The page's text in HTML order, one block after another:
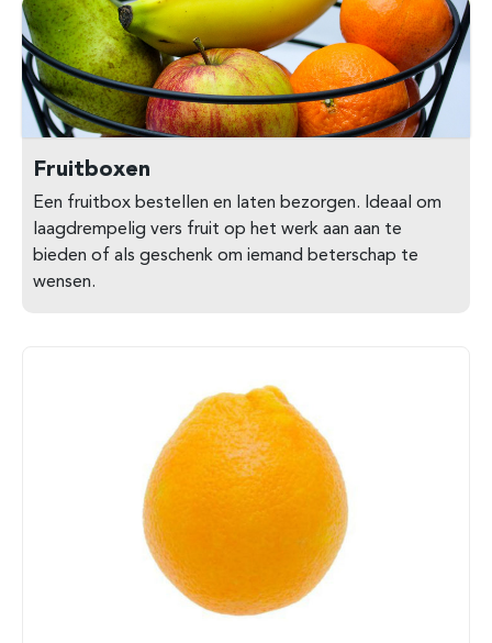
Fruitboxen
Een fruitbox bestellen en laten bezorgen. Ideaal om
laagdrempelig vers fruit op het werk aan aan te
bieden of als geschenk om iemand beterschap te
wensen.